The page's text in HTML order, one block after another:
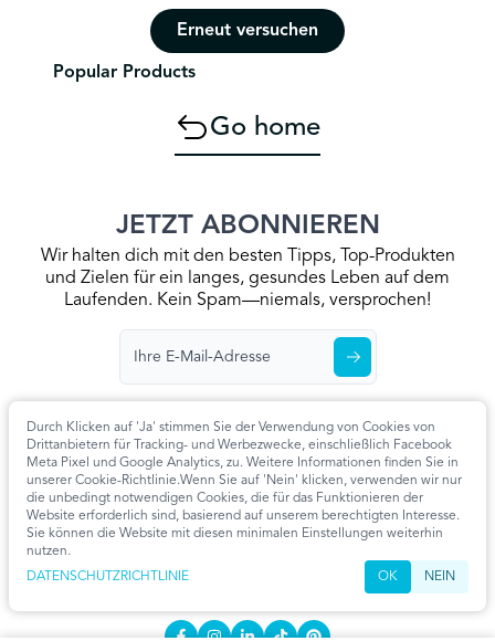
Erneut versuchen
Popular Products
Go home
Durch Klicken auf 'Ja' stimmen Sie der Verwendung von Cookies von
Drittanbietern für Tracking- und Werbezwecke, einschließlich Facebook
Meta Pixel und Google Analytics, zu. Weitere Informationen finden Sie in
unserer Cookie-Richtlinie.Wenn Sie auf 'Nein' klicken, verwenden wir nur
die unbedingt notwendigen Cookies, die für das Funktionieren der
Website erforderlich sind, basierend auf unserem berechtigten Interesse.
Sie können die Website mit diesen minimalen Einstellungen weiterhin
nutzen.
DATENSCHUTZRICHTLINIE
OK NEIN
JETZT ABONNIEREN
Wir halten dich mit den besten Tipps, Top-Produkten
und Zielen für ein langes, gesundes Leben auf dem
Laufenden. Kein Spam—niemals, versprochen!
StartseiteDatenschutzrichtlinieAllgemeine Geschäftsbedingungen
Kontaktieren Sie Uns
Artikel Cookie-Einstellungen
KONTAKT